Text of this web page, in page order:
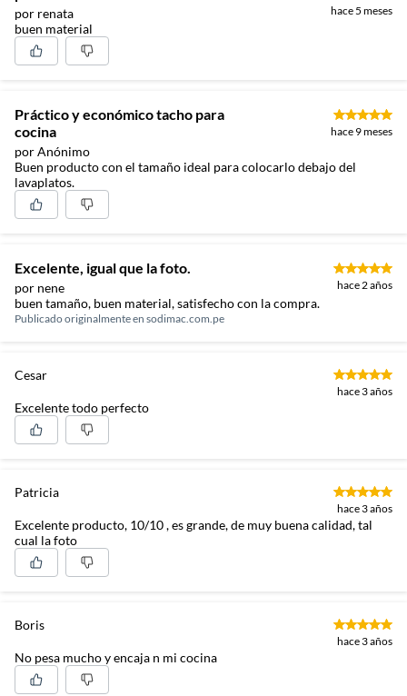
por renata hace 5 meses
buen material
Práctico y económico tacho para
cocina
por Anónimo
hace 9 meses
Buen producto con el tamaño ideal para colocarlo debajo del
lavaplatos.
Excelente, igual que la foto.
por nene hace 2 años
buen tamaño, buen material, satisfecho con la compra.
Publicado originalmente en sodimac.com.pe
Cesar
hace 3 años
Excelente todo perfecto
Patricia
hace 3 años
Excelente producto, 10/10 , es grande, de muy buena calidad, tal
cual la foto
Boris
hace 3 años
No pesa mucho y encaja n mi cocina